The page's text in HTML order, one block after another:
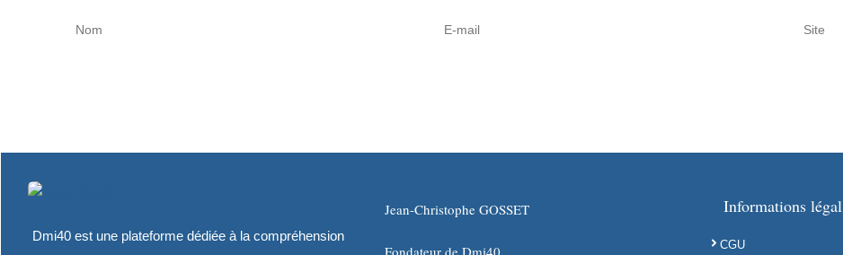
Dmi40 est une plateforme dédiée à la compréhension
Jean-Christophe GOSSET Informations légal
CGU